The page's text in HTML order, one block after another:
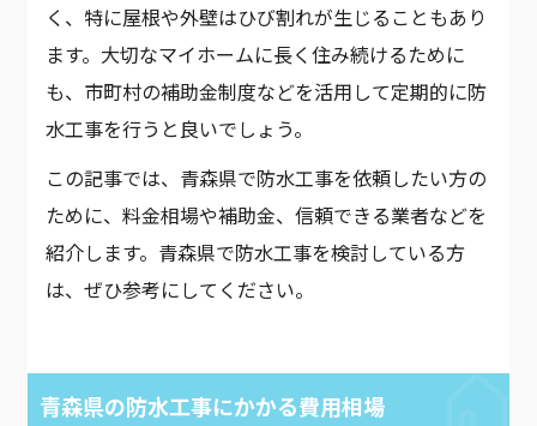
く、特に屋根や外壁はひび割れが生じることもあり
ます。大切なマイホームに長く住み続けるために
も、市町村の補助金制度などを活用して定期的に防
水工事を行うと良いでしょう。
この記事では、青森県で防水工事を依頼したい方の
ために、料金相場や補助金、信頼できる業者などを
紹介します。青森県で防水工事を検討している方
は、ぜひ参考にしてください。
青森県の防水工事にかかる費用相場